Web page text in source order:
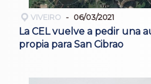
VIVEIRO 06/03/2021
La CEL vuelve a pedir una
propia para San Cibrao